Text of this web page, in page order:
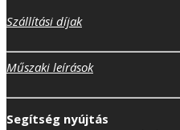
Szállítási díjak
Műszaki leírások
Segítség nyújtás